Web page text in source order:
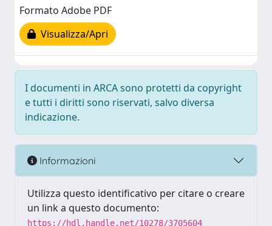
Formato Adobe PDF
Visualizza/Apri
I documenti in ARCA sono protetti da copyright
e tutti i diritti sono riservati, salvo diversa
indicazione.
Informazioni
Utilizza questo identificativo per citare o creare
un link a questo documento:
https://hdl.handle.net/10278/3705604